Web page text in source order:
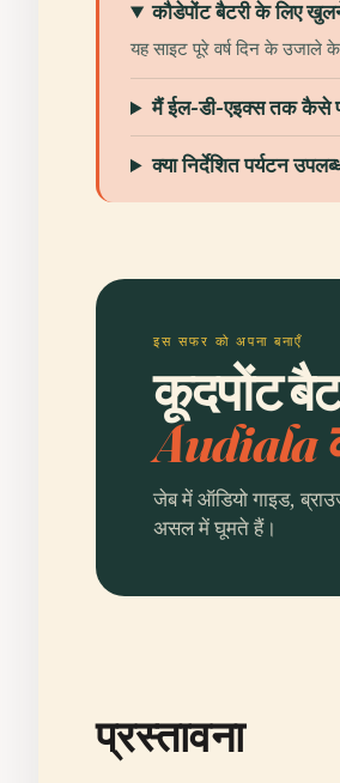
कौडेपोंट बैटरी के लिए
यह साइट पूरे वर्ष दिन के उजाले
मैं ईल-डी-एइक्स तक कैसे
क्या निर्देशित पर्यटन
इस सफर को अपना बनाएँ
कूदपोंट
Audiala
जेब में ऑडियो गाइड,
असल में घूमते हैं।
प्रस्तावना